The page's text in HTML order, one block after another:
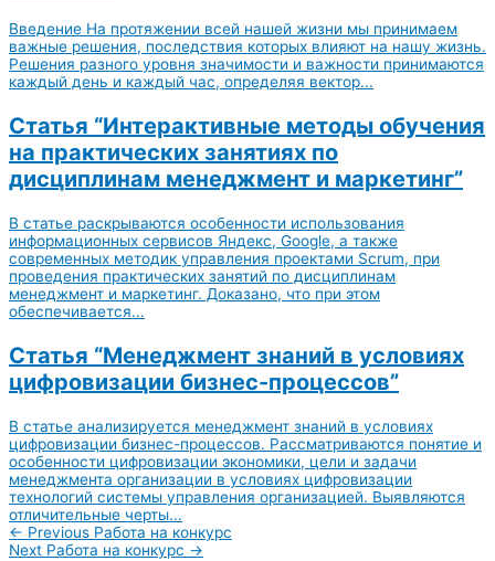
Введение На протяжении всей нашей жизни мы принимаем
важные решения, последствия которых влияют на нашу жизнь.
Решения разного уровня значимости и важности принимаются
каждый день и каждый час, определяя вектор...
Статья “Интерактивные методы обучения
на практических занятиях по
дисциплинам менеджмент и маркетинг”
В статье раскрываются особенности использования
информационных сервисов Яндекс, Google, а также
современных методик управления проектами Scrum, при
проведения практических занятий по дисциплинам
менеджмент и маркетинг. Доказано, что при этом
обеспечивается...
Статья “Менеджмент знаний в условиях
цифровизации бизнес-процессов”
В статье анализируется менеджмент знаний в условиях
цифровизации бизнес-процессов. Рассматриваются понятие и
особенности цифровизации экономики, цели и задачи
менеджмента организации в условиях цифровизации
технологий системы управления организацией. Выявляются
отличительные черты...
← Previous Работа на конкурс
Next Работа на конкурс →